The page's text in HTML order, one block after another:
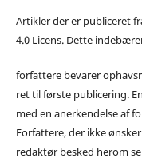
Artikler der er publiceret
4.0 Licens. Dette
forfattere bevarer
ret til første publicering.
med en anerkendelse af
Forfattere, der ikke
redaktør besked herom